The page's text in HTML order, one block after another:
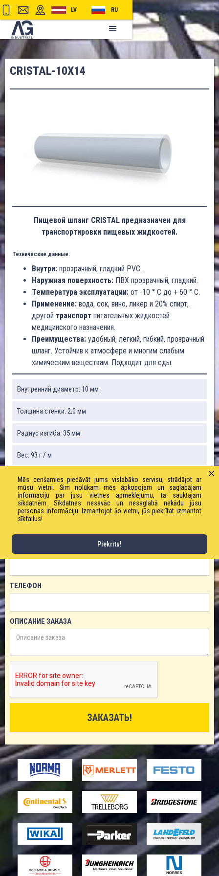
LV RU
CRISTAL-10X14
Пищевой шланг CRISTAL предназначен для
транспортировки пищевых жидкостей.
Технические данные:
Внутри: прозрачный, гладкий PVC.
Наружная поверхность: ПВХ прозрачный, гладкий.
Температура эксплуатации: от -10 ° C до + 60 ° C.
Применение: вода, сок, вино, ликер и 20% спирт,
другой транспорт питательных жидкостей
медицинского назначения.
Преимущества: удобный, легкий, гибкий, прозрачный
шланг. Устойчив к атмосфере и многим слабым
химическим веществам. Подходит для еды.
Внутренний диаметр: 10 мм
Толщина стенки: 2,0 мм
Радиус изгиба: 35 мм
Вес: 93 г / м
ЗАКАЗАТЬ ТОВАР!
ИМЯ
ЕМАЙЛ
ТЕЛЕФОН
ОПИСАНИЕ ЗАКАЗА
Mēs cenšamies piedāvāt jums vislabāko servisu, strādājot ar
mūsu vietni. Šim nolūkam mēs apkopojam un saglabājam
informāciju par jūsu vietnes apmeklējumu, tā sauktajām
sīkdatnēm. Sīkdatnes nesavāc un nesaglabā nekādu jūsu
personas informāciju. Izmantojot šo vietni, jūs piekrītat izmantot
sīkfailus!
Piekrītu!